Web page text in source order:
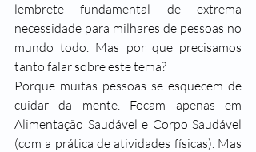
lembrete fundamental de extrema
necessidade para milhares de pessoas no
mundo todo. Mas por que precisamos
tanto falar sobre este tema?
Porque muitas pessoas se esquecem de
cuidar da mente. Focam apenas em
Alimentação Saudável e Corpo Saudável
(com a prática de atividades físicas). Mas